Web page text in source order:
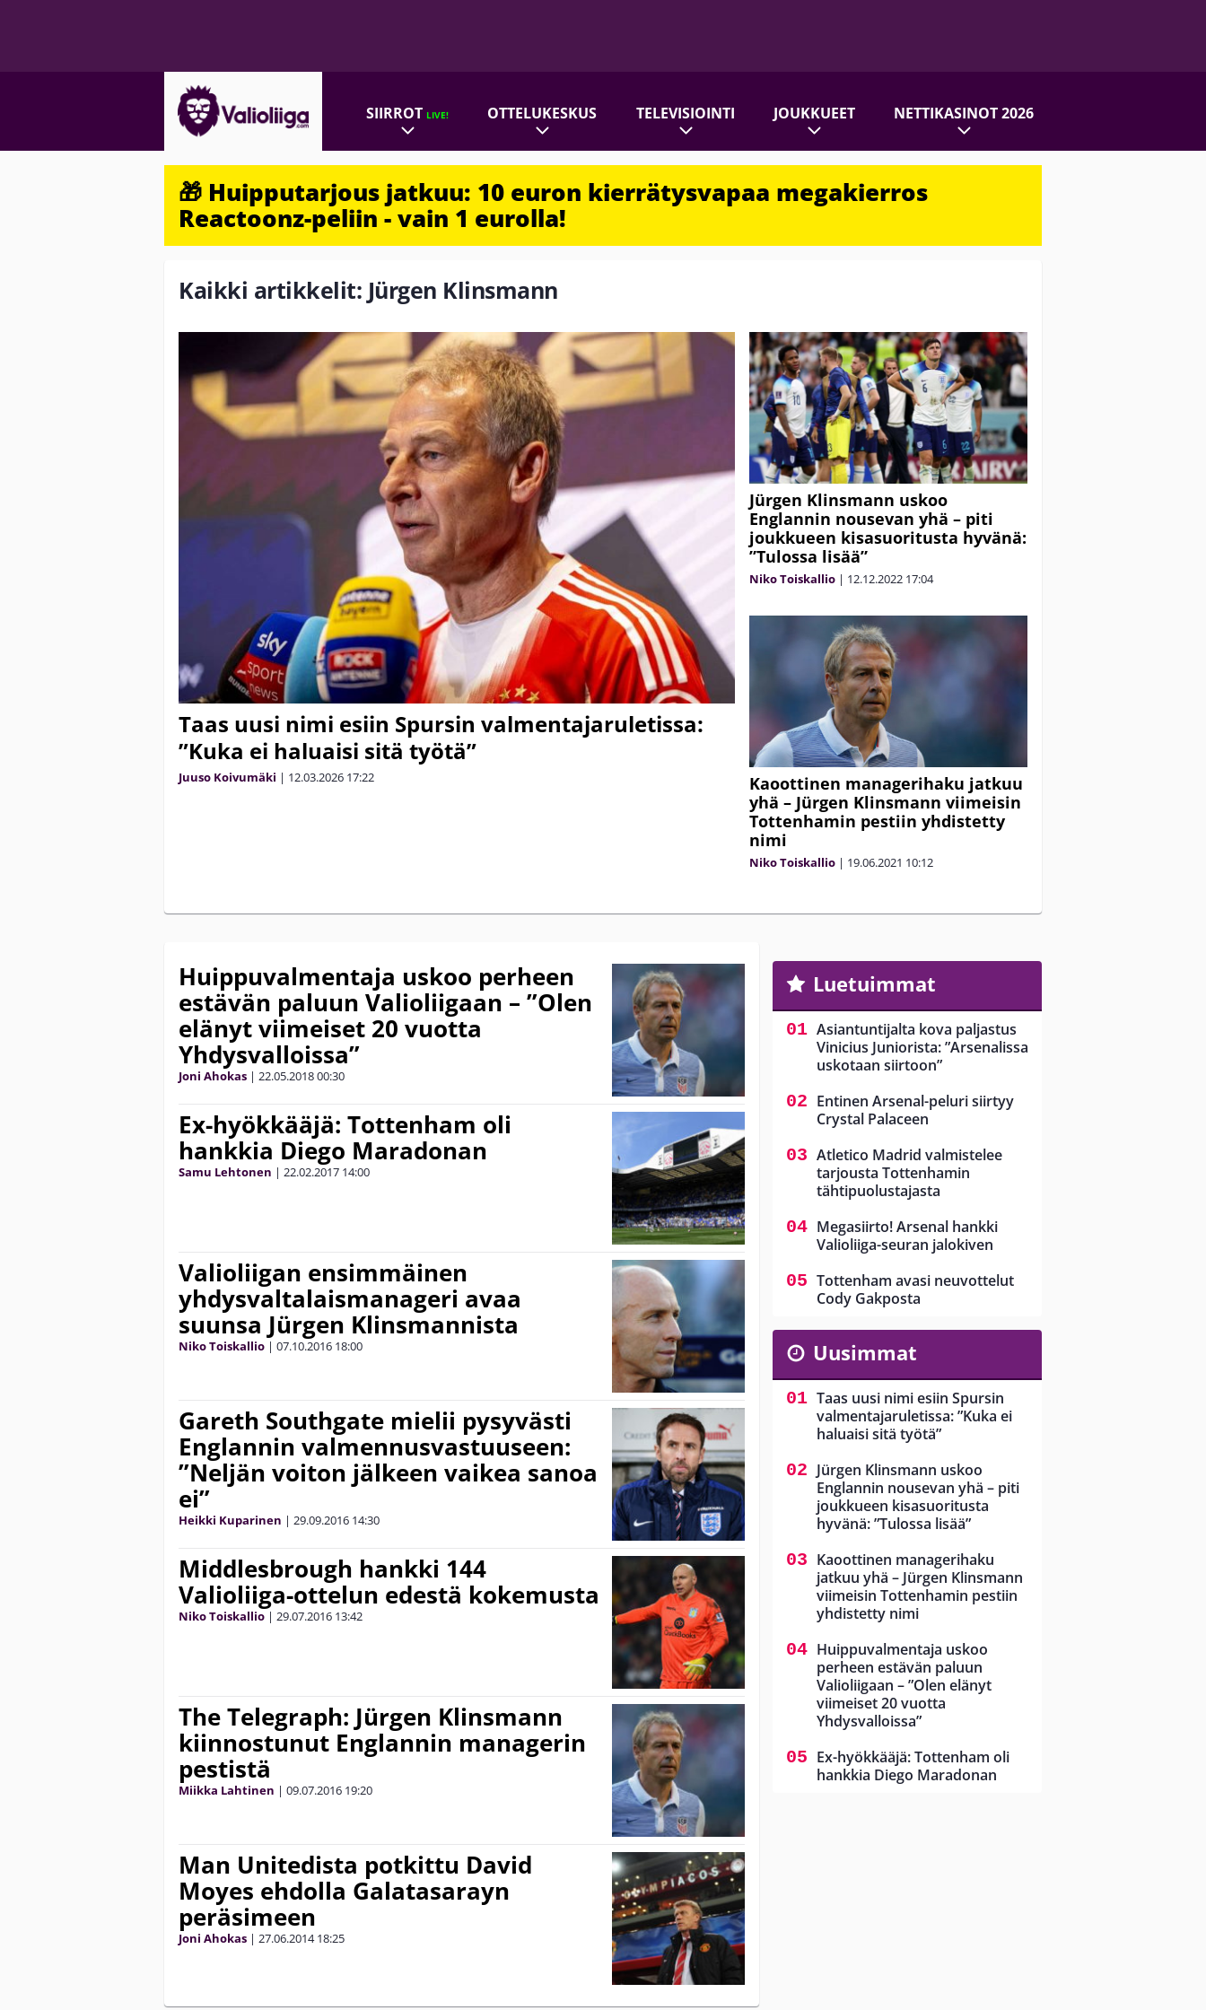
SIIRROTLIVE! OTTELUKESKUS TELEVISIOINTI JOUKKUEET NETTIKASINOT 2026
🎁 Huipputarjous jatkuu: 10 euron kierrätysvapaa megakierros
Reactoonz-peliin - vain 1 eurolla!
Kaikki artikkelit: Jürgen Klinsmann
Taas uusi nimi esiin Spursin valmentajaruletissa:
”Kuka ei haluaisi sitä työtä”
Juuso Koivumäki | 12.03.2026 17:22
Jürgen Klinsmann uskoo
Englannin nousevan yhä – piti
joukkueen kisasuoritusta hyvänä:
”Tulossa lisää”
Niko Toiskallio | 12.12.2022 17:04
Kaoottinen managerihaku jatkuu
yhä – Jürgen Klinsmann viimeisin
Tottenhamin pestiin yhdistetty
nimi
Niko Toiskallio | 19.06.2021 10:12
Huippuvalmentaja uskoo perheen
estävän paluun Valioliigaan – ”Olen
elänyt viimeiset 20 vuotta
Yhdysvalloissa”
Joni Ahokas | 22.05.201800:30
Ex-hyökkääjä: Tottenham oli
hankkia Diego Maradonan
Samu Lehtonen | 22.02.2017 14:00
Valioliigan ensimmäinen
yhdysvaltalaismanageri avaa
suunsa Jürgen Klinsmannista
Niko Toiskallio | 07.10.2016 18:00
Gareth Southgate mielii pysyvästi
Englannin valmennusvastuuseen:
”Neljän voiton jälkeen vaikea sanoa
ei”
Heikki Kuparinen | 29.09.2016 14:30
Middlesbrough hankki 144
Valioliiga-ottelun edestä kokemusta
Niko Toiskallio | 29.07.2016 13:42
The Telegraph: Jürgen Klinsmann
kiinnostunut Englannin managerin
pestistä
Miikka Lahtinen | 09.07.2016 19:20
Man Unitedista potkittu David
Moyes ehdolla Galatasarayn
peräsimeen
Joni Ahokas | 27.06.2014 18:25
Luetuimmat
Asiantuntijalta kova paljastus
Vinicius Juniorista: ”Arsenalissa
uskotaan siirtoon”
Entinen Arsenal-peluri siirtyy
Crystal Palaceen
Atletico Madrid valmistelee
tarjousta Tottenhamin
tähtipuolustajasta
Megasiirto! Arsenal hankki
Valioliiga-seuran jalokiven
Tottenham avasi neuvottelut
Cody Gakposta
Uusimmat
Taas uusi nimi esiin Spursin
valmentajaruletissa: ”Kuka ei
haluaisi sitä työtä”
Jürgen Klinsmann uskoo
Englannin nousevan yhä – piti
joukkueen kisasuoritusta
hyvänä: ”Tulossa lisää”
Kaoottinen managerihaku
jatkuu yhä – Jürgen Klinsmann
viimeisin Tottenhamin pestiin
yhdistetty nimi
Huippuvalmentaja uskoo
perheen estävän paluun
Valioliigaan – ”Olen elänyt
viimeiset 20 vuotta
Yhdysvalloissa”
Ex-hyökkääjä: Tottenham oli
hankkia Diego Maradonan